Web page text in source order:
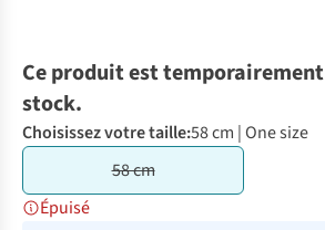
Ce produit est
stock.
Choisissez votre taille:58 cm | One size
58 cm
Épuisé